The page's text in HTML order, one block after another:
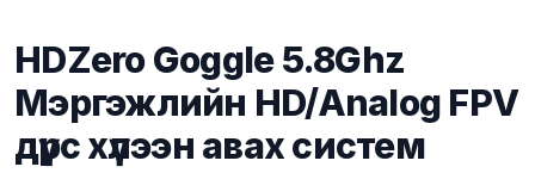
HDZero Goggle 5.8Ghz
Мэргэжлийн HD/Analog FPV
дүрс хүлээн авах систем